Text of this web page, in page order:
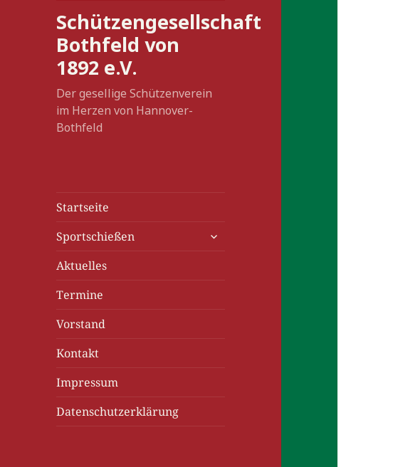
Schützengesellschaft
Bothfeld von
1892 e.V.
Der gesellige Schützenverein
im Herzen von Hannover-
Bothfeld
Startseite
Sportschießen
untermenü
Aktuelles
Termine
Vorstand
Kontakt
Impressum
Datenschutzerklärung